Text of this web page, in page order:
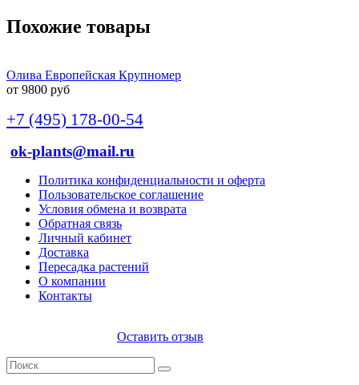
Похожие товары
Олива Европейская Крупномер
от 9800 руб
+7 (495) 178-00-54
ok-plants@mail.ru
Политика конфиденциальности и оферта
Пользовательское соглашение
Условия обмена и возврата
Обратная связь
Личный кабинет
Доставка
Пересадка растений
О компании
Контакты
Оставить отзыв